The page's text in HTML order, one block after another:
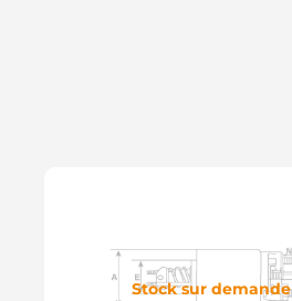
Stock sur demande